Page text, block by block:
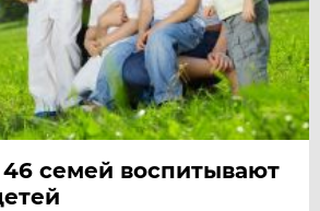
семей воспитывают